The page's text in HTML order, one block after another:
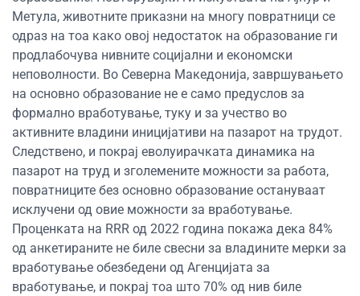
Метула, животните приказни на многу повратници се
одраз на тоа како овој недостаток на образование ги
продлабочува нивните социјални и економски
неповолности. Во Северна Македонија, завршувањето
на основно образование не е само предуслов за
формално вработување, туку и за учество во
активните владини иницијативи на пазарот на трудот.
Следствено, и покрај еволуирачката динамика на
пазарот на труд и зголемените можности за работа,
повратниците без основно образование остануваат
исклучени од овие можности за вработување.
Проценката на RRR од 2022 година покажа дека 84%
од анкетираните не биле свесни за владините мерки за
вработување обезбедени од Агенцијата за
вработување, и покрај тоа што 70% од нив биле